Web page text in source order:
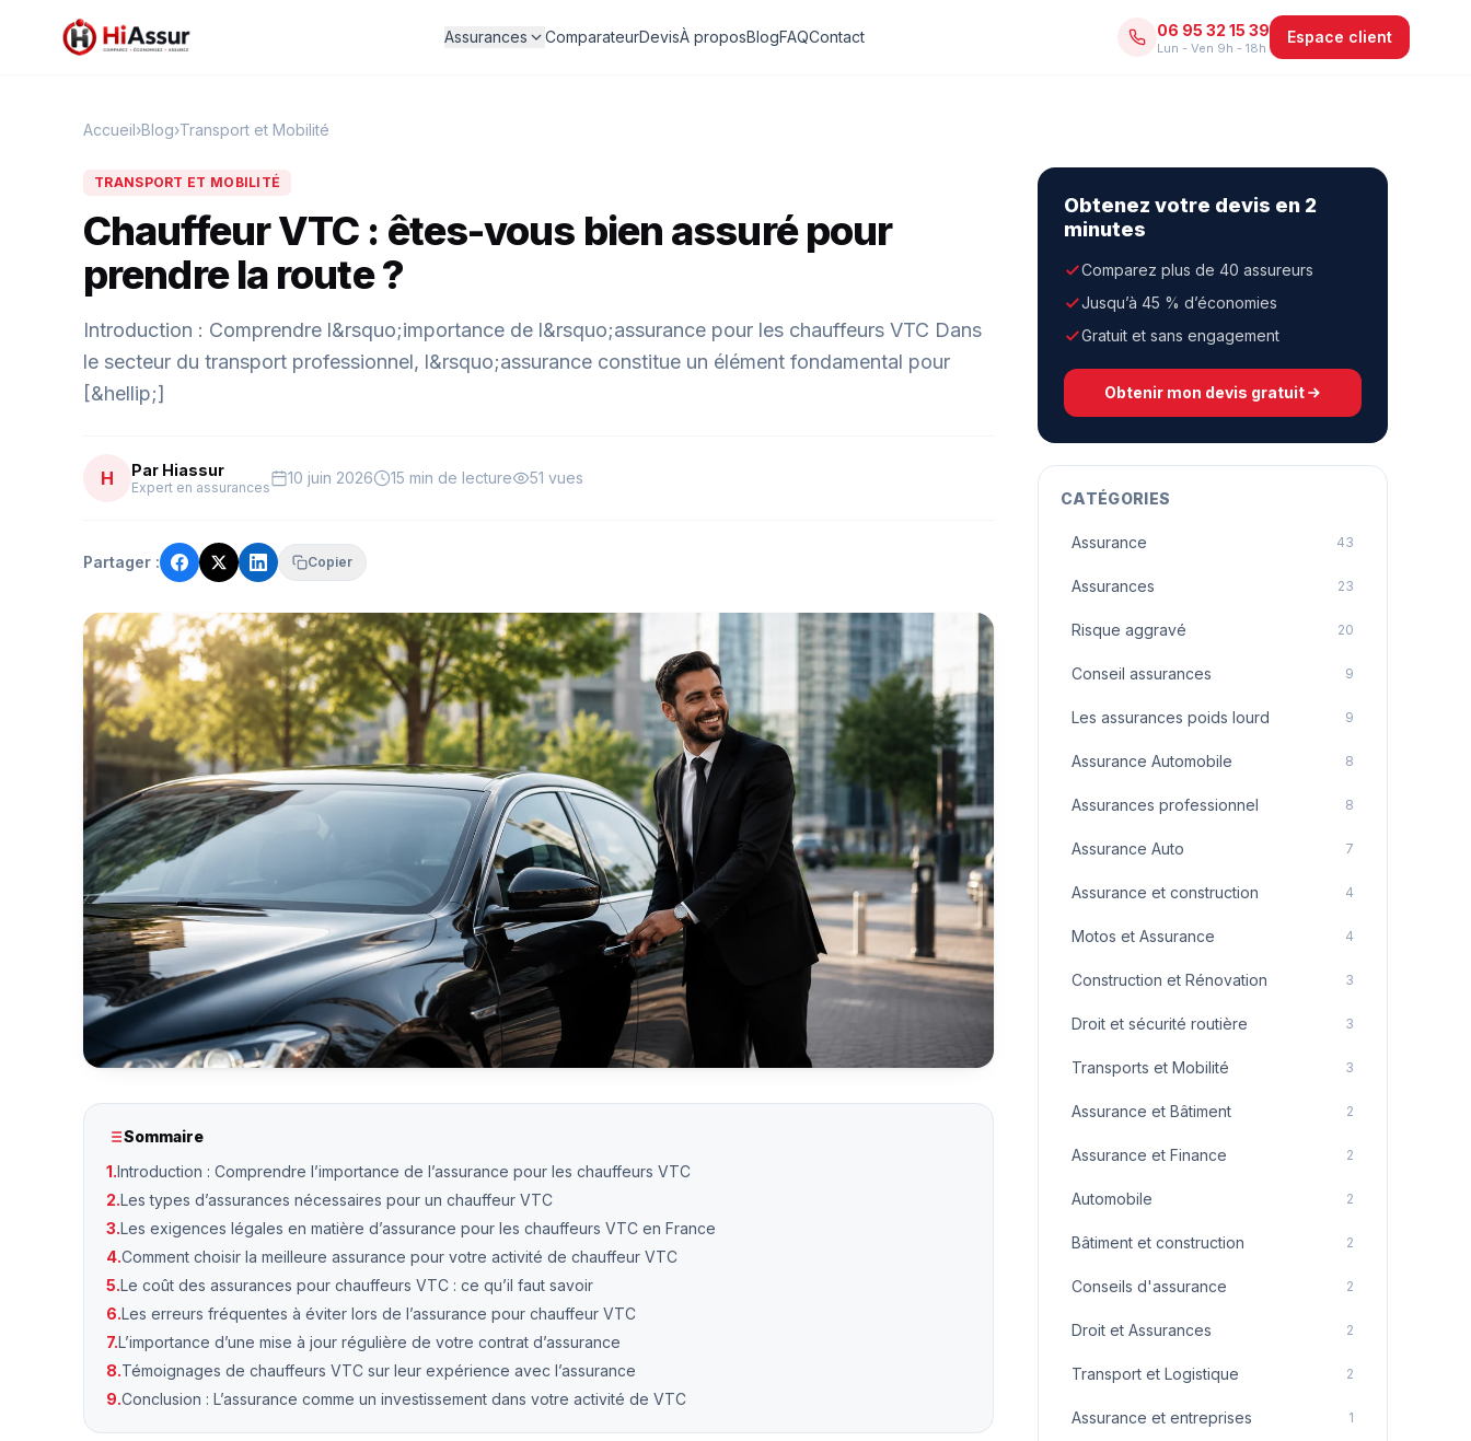
Assurances ComparateurDevisÀ proposBlogFAQContact 06 95 32 15 39
Lun - Ven 9h - 18h
Espace client
Accueil›Blog›Transport et Mobilité
TRANSPORT ET MOBILITÉ
Chauffeur VTC : êtes-vous bien assuré pour
prendre la route ?
Introduction : Comprendre l&rsquo;importance de l&rsquo;assurance pour les chauffeurs VTC Dans
le secteur du transport professionnel, l&rsquo;assurance constitue un élément fondamental pour
[&hellip;]
H Par Hiassur
Expert en assurances 10 juin 2026 15 min de lecture 51 vues
Partager : Copier
Sommaire
1.Introduction : Comprendre l’importance de l’assurance pour les chauffeurs VTC
2.Les types d’assurances nécessaires pour un chauffeur VTC
3.Les exigences légales en matière d’assurance pour les chauffeurs VTC en France
4.Comment choisir la meilleure assurance pour votre activité de chauffeur VTC
5.Le coût des assurances pour chauffeurs VTC : ce qu’il faut savoir
6.Les erreurs fréquentes à éviter lors de l’assurance pour chauffeur VTC
7.L’importance d’une mise à jour régulière de votre contrat d’assurance
8.Témoignages de chauffeurs VTC sur leur expérience avec l’assurance
9.Conclusion : L’assurance comme un investissement dans votre activité de VTC
Obtenez votre devis en 2
minutes
Comparez plus de 40 assureurs
Jusqu’à 45 % d’économies
Gratuit et sans engagement
Obtenir mon devis gratuit
CATÉGORIES
Assurance 43
Assurances 23
Risque aggravé 20
Conseil assurances 9
Les assurances poids lourd 9
Assurance Automobile 8
Assurances professionnel 8
Assurance Auto 7
Assurance et construction 4
Motos et Assurance 4
Construction et Rénovation 3
Droit et sécurité routière 3
Transports et Mobilité 3
Assurance et Bâtiment 2
Assurance et Finance 2
Automobile 2
Bâtiment et construction 2
Conseils d'assurance 2
Droit et Assurances 2
Transport et Logistique 2
Assurance et entreprises 1